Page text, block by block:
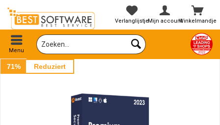
Winkelmandje
VerlanglijstjeMijn account
Menu
71% Reduziert